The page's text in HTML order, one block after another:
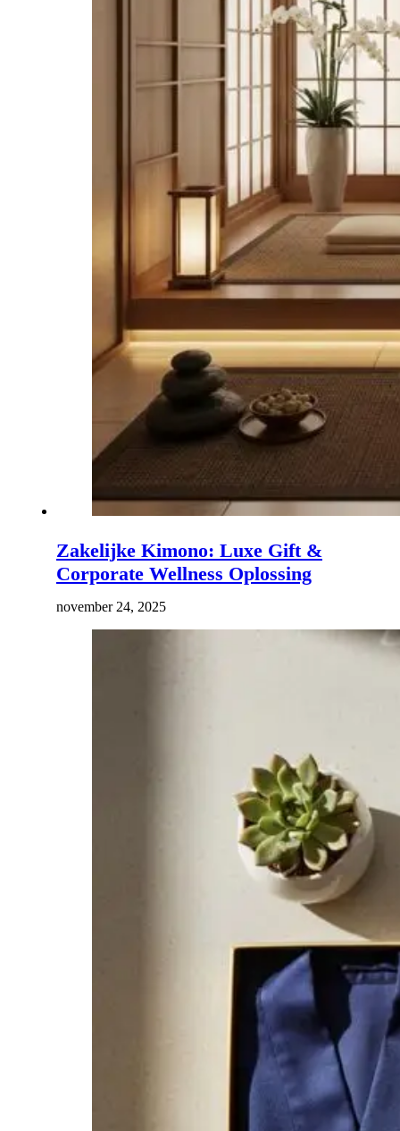
Zakelijke Kimono: Luxe Gift &
Corporate Wellness Oplossing
november 24, 2025